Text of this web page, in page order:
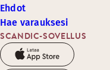
SCANDIC-SOVELLUS
Ehdot
Hae varauksesi